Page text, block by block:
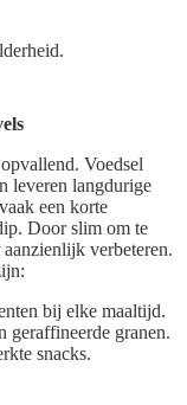
Voedsel
leveren langdurige
een korte
Door slim om te
aanzienlijk verbeteren.
bij elke maaltijd.
geraffineerde granen.
snacks.